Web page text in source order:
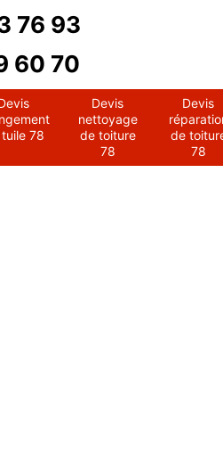
76 93
60 70
78
Devis
nettoyage
de toiture
78
Devis
de
78